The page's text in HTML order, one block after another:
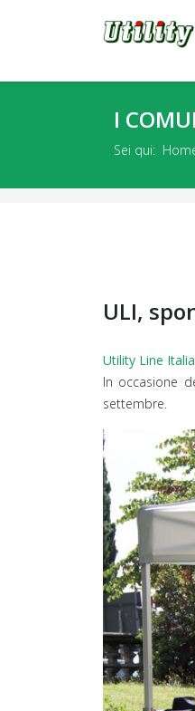
I
Sei qui:
ULI,
Utility Line Italia
In occasione
settembre.